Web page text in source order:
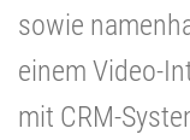
sowie
einem Video-
mit CRM-